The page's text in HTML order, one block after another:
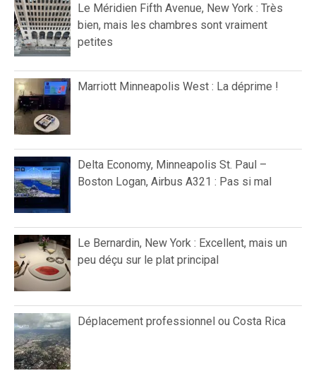
Le Méridien Fifth Avenue, New York : Très
bien, mais les chambres sont vraiment
petites
Marriott Minneapolis West : La déprime !
Delta Economy, Minneapolis St. Paul –
Boston Logan, Airbus A321 : Pas si mal
Le Bernardin, New York : Excellent, mais un
peu déçu sur le plat principal
Déplacement professionnel ou Costa Rica